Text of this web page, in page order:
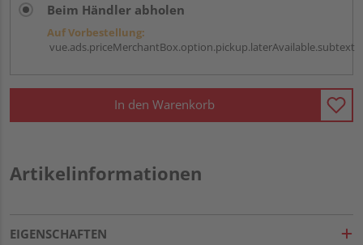
Beim Händler abholen
Auf Vorbestellung:
vue.ads.priceMerchantBox.option.pickup.laterAvailable.subtext
In den Warenkorb
Artikelinformationen
EIGENSCHAFTEN